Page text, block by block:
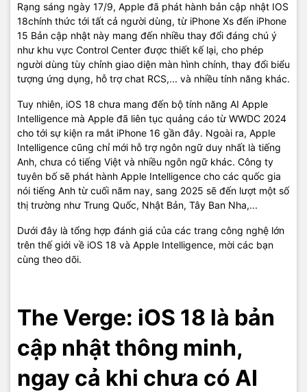
Rạng sáng ngày 17/9, Apple đã phát hành bản cập nhật IOS
18chính thức tới tất cả người dùng, từ iPhone Xs đến iPhone
15 Bản cập nhật này mang đến nhiều thay đổi đáng chú ý
như khu vực Control Center được thiết kế lại, cho phép
người dùng tùy chỉnh giao diện màn hình chính, thay đổi biểu
tượng ứng dụng, hỗ trợ chat RCS,... và nhiều tính năng khác.
Tuy nhiên, iOS 18 chưa mang đến bộ tính năng AI Apple
Intelligence mà Apple đã liên tục quảng cáo từ WWDC 2024
cho tới sự kiện ra mắt iPhone 16 gần đây. Ngoài ra, Apple
Intelligence cũng chỉ mới hỗ trợ ngôn ngữ duy nhất là tiếng
Anh, chưa có tiếng Việt và nhiều ngôn ngữ khác. Công ty
tuyên bố sẽ phát hành Apple Intelligence cho các quốc gia
nói tiếng Anh từ cuối năm nay, sang 2025 sẽ đến lượt một số
thị trường như Trung Quốc, Nhật Bản, Tây Ban Nha,...
Dưới đây là tổng hợp đánh giá của các trang công nghệ lớn
trên thế giới về iOS 18 và Apple Intelligence, mời các bạn
cùng theo dõi.
The Verge: iOS 18 là bản
cập nhật thông minh,
ngay cả khi chưa có AI